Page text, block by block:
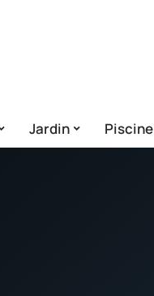
Jardin Piscine